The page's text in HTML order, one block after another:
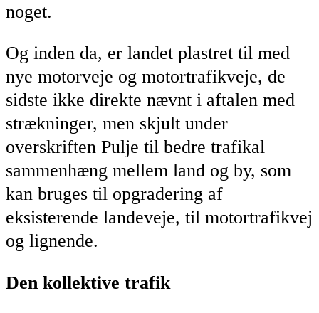
noget.
Og inden da, er landet plastret til med
nye motorveje og motortrafikveje, de
sidste ikke direkte nævnt i aftalen med
strækninger, men skjult under
overskriften Pulje til bedre trafikal
sammenhæng mellem land og by, som
kan bruges til opgradering af
eksisterende landeveje, til motortrafikvej
og lignende.
Den kollektive trafik